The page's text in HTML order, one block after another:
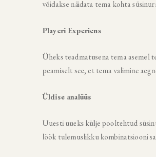
võidakse näidata tema kohta
Playeri Experiens
Üheks teadmatusena tema asemel
peamiselt see, et tema valimine
Üldise analüüs
Uuesti uueks külje pooltehtud
löök tulemuslikku kombinatsiooni